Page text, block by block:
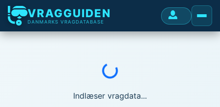
VRAGGUIDEN
DANMARKS VRAGDATABASE
Indlæser...
Indlæser vragdata...